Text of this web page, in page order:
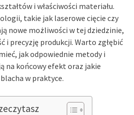
i właściwości materiału.
takie jak laserowe cięcie czy
nowe możliwości w tej dziedzinie,
i precyzję produkcji. Warto zgłębić
jak odpowiednie metody i
na końcowy efekt oraz jakie
w praktyce.